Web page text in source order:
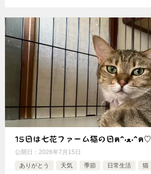
15日は七花ファーム猫の日ฅ^•ﻌ•^ฅ♡
公開日： 2026年7月15日
ありがとう
天気 季節 日常生活 猫